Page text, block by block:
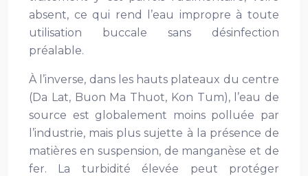
absent, ce qui rend l’eau impropre à toute
utilisation buccale sans désinfection
préalable.
À l’inverse, dans les hauts plateaux du centre
(Da Lat, Buon Ma Thuot, Kon Tum), l’eau de
source est globalement moins polluée par
l’industrie, mais plus sujette à la présence de
matières en suspension, de manganèse et de
fer. La turbidité élevée peut protéger